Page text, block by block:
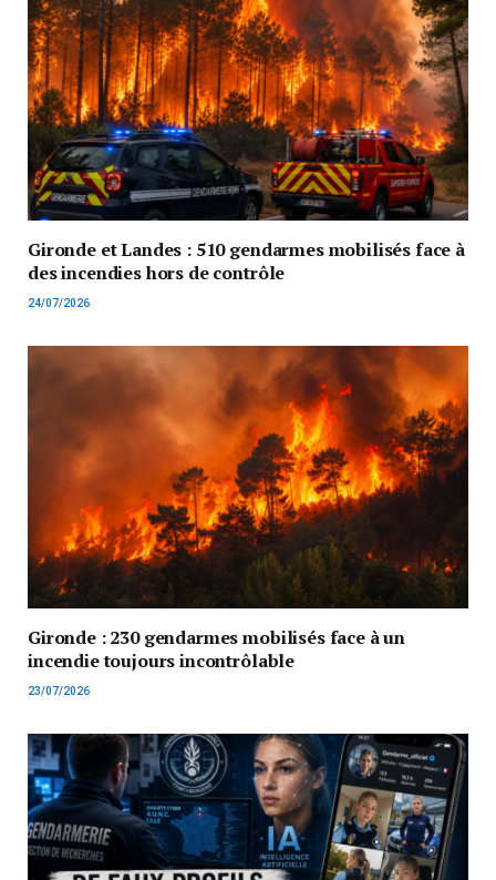
Gironde et Landes : 510 gendarmes mobilisés face à
des incendies hors de contrôle
24/07/2026
Gironde : 230 gendarmes mobilisés face à un
incendie toujours incontrôlable
23/07/2026